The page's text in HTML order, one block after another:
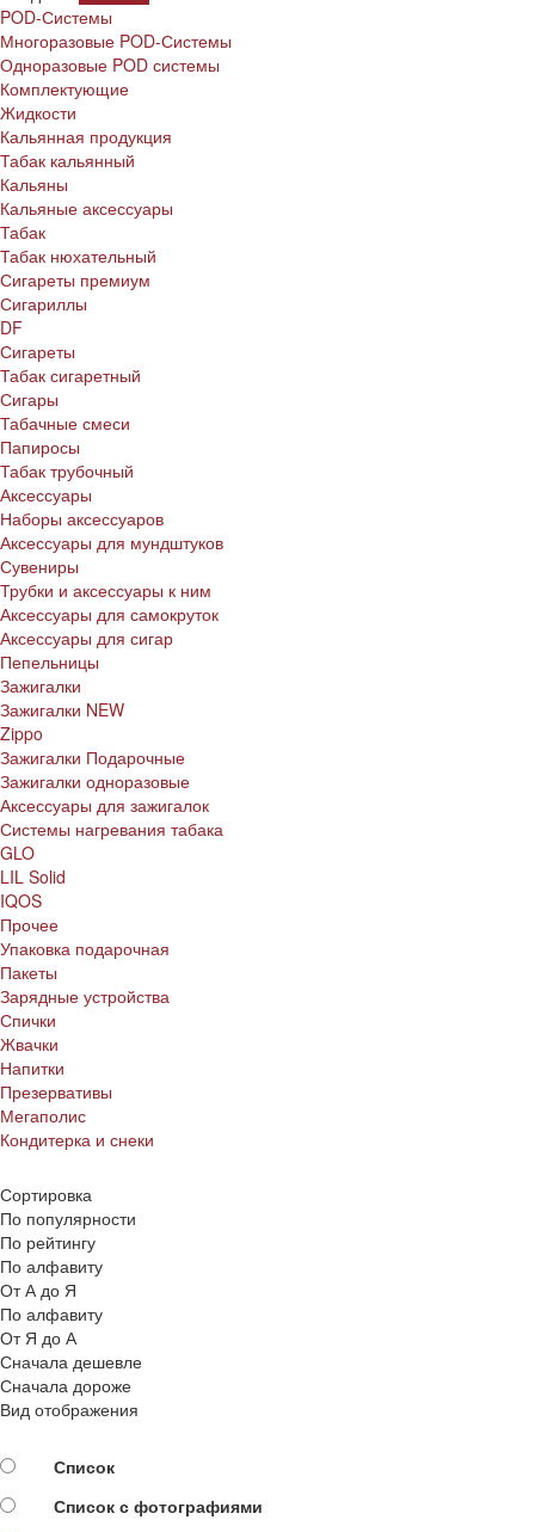
POD-Системы
Многоразовые POD-Системы
Одноразовые POD системы
Комплектующие
Жидкости
Кальянная продукция
Табак кальянный
Кальяны
Кальяные аксессуары
Табак
Табак нюхательный
Сигареты премиум
Сигариллы
DF
Сигареты
Табак сигаретный
Сигары
Табачные смеси
Папиросы
Табак трубочный
Аксессуары
Наборы аксессуаров
Аксессуары для мундштуков
Сувениры
Трубки и аксессуары к ним
Аксессуары для самокруток
Аксессуары для сигар
Пепельницы
Зажигалки
Зажигалки NEW
Zippo
Зажигалки Подарочные
Зажигалки одноразовые
Аксессуары для зажигалок
Системы нагревания табака
GLO
LIL Solid
IQOS
Прочее
Упаковка подарочная
Пакеты
Зарядные устройства
Спички
Жвачки
Напитки
Презервативы
Мегаполис
Кондитерка и снеки
Сортировка
По популярности
По рейтингу
По алфавиту
От А до Я
По алфавиту
От Я до А
Сначала дешевле
Сначала дороже
Вид отображения
Список
Список с фотографиями